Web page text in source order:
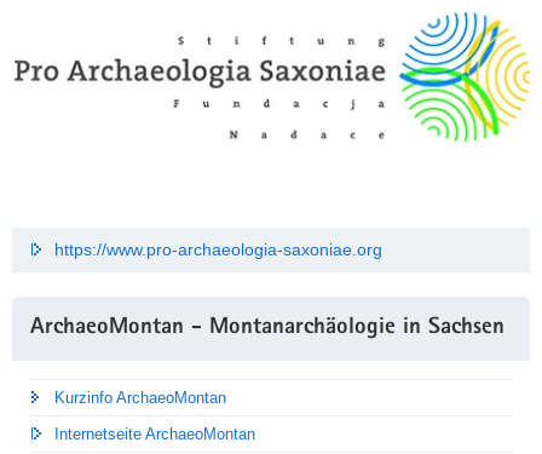
https://www.pro-archaeologia-saxoniae.org
ArchaeoMontan - Montanarchäologie in Sachsen
Kurzinfo ArchaeoMontan
Internetseite ArchaeoMontan